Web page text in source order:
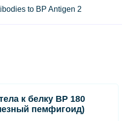
to BP Antigen 2
к белку ВР 180
пемфигоид)